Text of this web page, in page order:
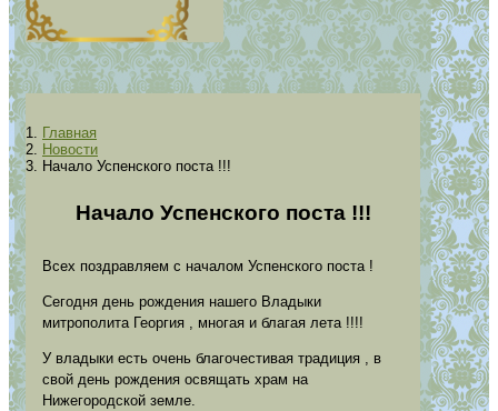
Главная
Новости
Начало Успенского поста !!!
Начало Успенского поста !!!
Всех поздравляем с началом Успенского поста !
Сегодня день рождения нашего Владыки
митрополита Георгия , многая и благая лета !!!!
У владыки есть очень благочестивая традиция , в
свой день рождения освящать храм на
Нижегородской земле.